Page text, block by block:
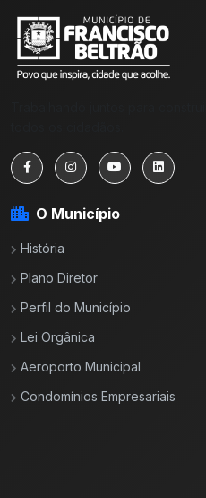
O Município
História
Plano Diretor
Perfil do Município
Lei Orgânica
Aeroporto Municipal
Condomínios Empresariais